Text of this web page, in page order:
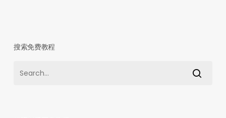
搜索免费教程